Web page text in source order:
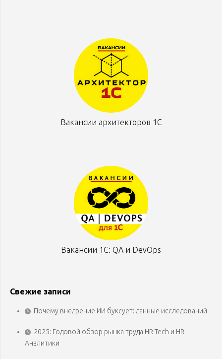
Вакансии архитекторов 1С
Вакансии 1С: QA и DevOps
Свежие записи
Почему внедрение ИИ буксует: данные исследований
2025: Годовой обзор рынка труда HR-Tech и HR-
Аналитики